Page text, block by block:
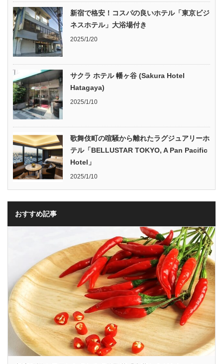
新宿で格安！コスパの良いホテル「東京ビジ
ネスホテル」大浴場付き
2025/1/20
サクラ ホテル 幡ヶ谷 (Sakura Hotel
Hatagaya)
2025/1/10
歌舞伎町の喧騒から離れたラグジュアリーホ
テル「BELLUSTAR TOKYO, A Pan Pacific
Hotel」
2025/1/10
おすすめ記事